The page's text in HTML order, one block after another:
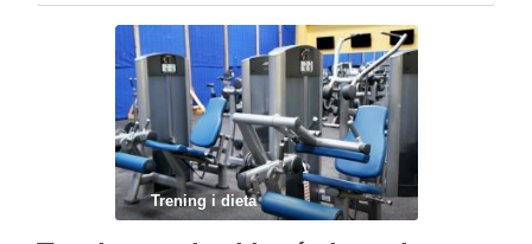
bukietów, …
Trening i dieta